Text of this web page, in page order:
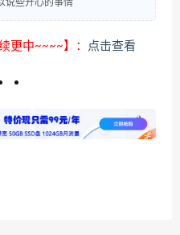
说些开心的事情
更中~~~~】： 点击查看